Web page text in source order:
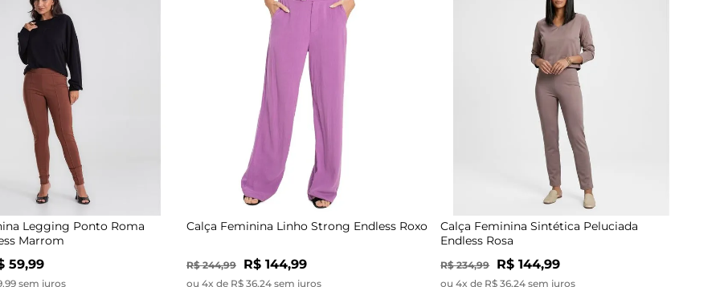
Legging Ponto Roma
Marrom
59,99
sem juros
Calça Feminina Linho Strong Endless Roxo
R$ 244,99 R$ 144,99
ou 4x de R$ 36,24 sem juros
Calça Feminina Sintética Peluciada
Endless Rosa
R$ 234,99 R$ 144,99
ou 4x de R$ 36,24 sem juros